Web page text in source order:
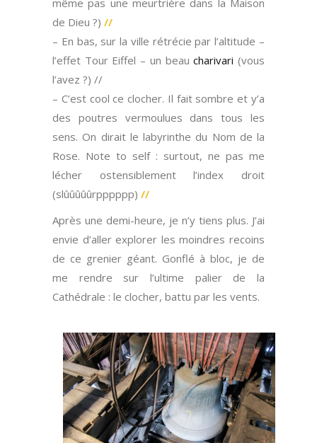
de Dieu ?) //
– En bas, sur la ville rétrécie par l’altitude –
l’effet Tour Eiffel – un beaucharivari (vous
l’avez ?) //
– C’est cool ce clocher. Il fait sombre et y’a
des poutres vermoulues dans tous les
sens. On dirait le labyrinthe du Nom de la
Rose. Note to self : surtout, ne pas me
lécher ostensiblement l’index droit
(slûûûûûrpppppp) //
Après une demi-heure, je n’y tiens plus. J’ai
envie d’aller explorer les moindres recoins
de ce grenier géant. Gonflé à bloc, je de
me rendre sur l’ultime palier de la
Cathédrale : le clocher, battu par les vents.